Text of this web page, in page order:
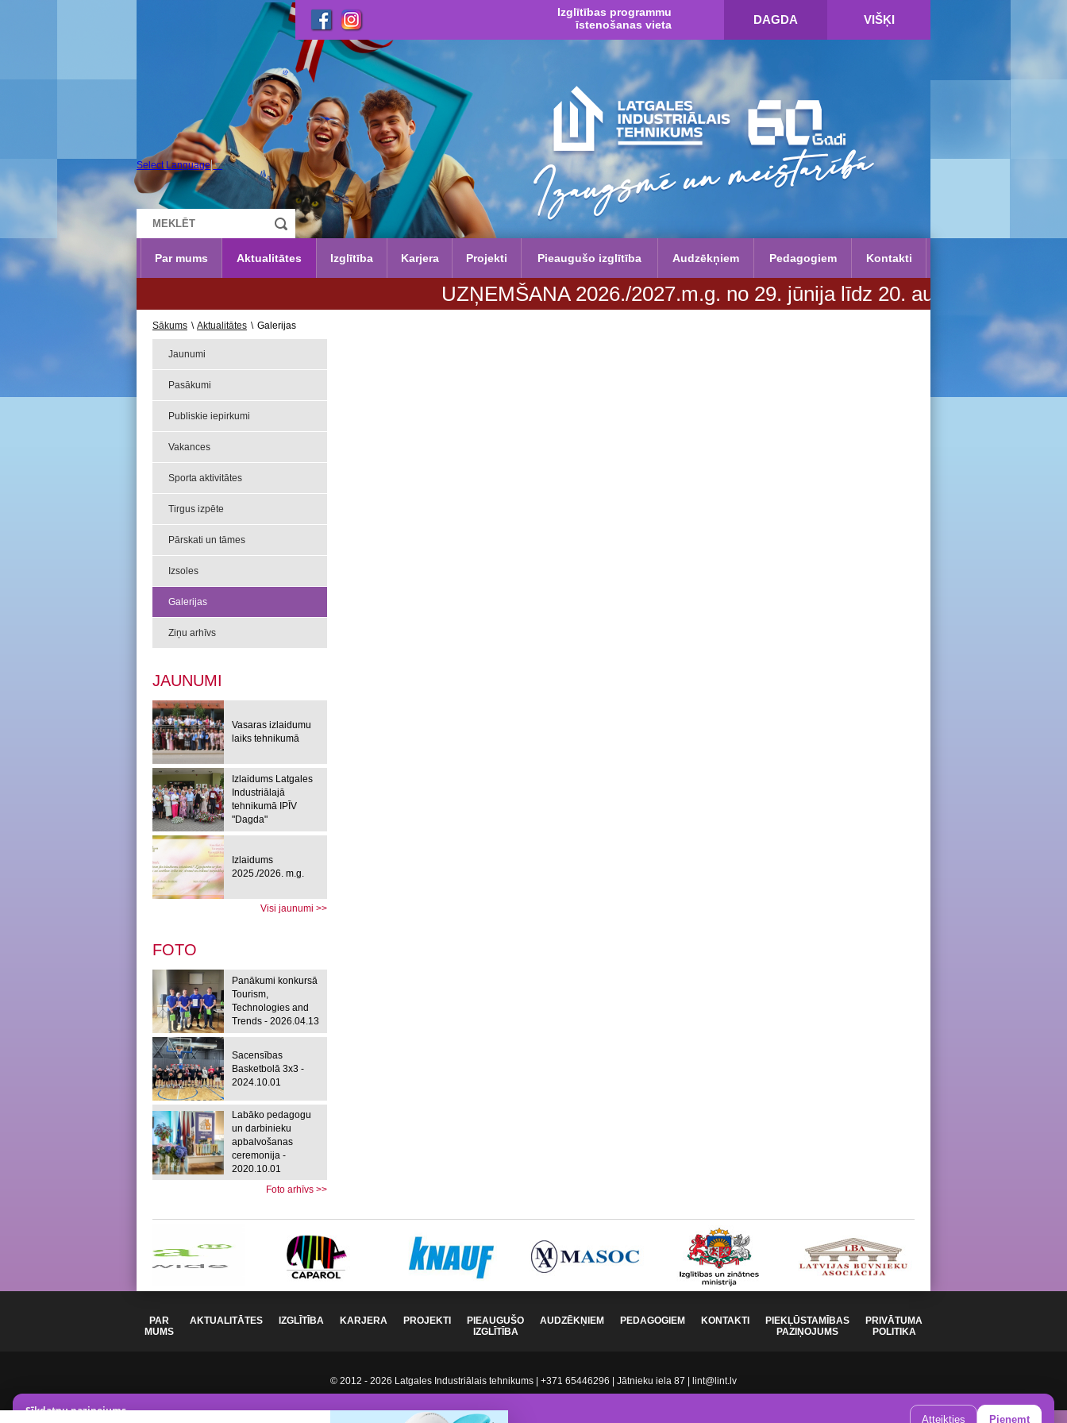
Select Language ▼
Izglītības programmu
īstenošanas vieta
DAGDA VIŠĶI
Par mums Aktualitātes Izglītība Karjera Projekti Pieaugušo izglītība Audzēkņiem Pedagogiem Kontakti
UZŅEMŠANA 2026./2027.m.g. no 29. jūnija līdz 20. augustam. Vairāk
Sākums \ Aktualitātes \ Galerijas
Jaunumi
Pasākumi
Publiskie iepirkumi
Vakances
Sporta aktivitātes
Tirgus izpēte
Pārskati un tāmes
Izsoles
Galerijas
Ziņu arhīvs
JAUNUMI
Vasaras izlaidumu
laiks tehnikumā
Izlaidums Latgales
Industriālajā
tehnikumā IPĪV
"Dagda"
Izlaidums
2025./2026. m.g.
Visi jaunumi >>
FOTO
Panākumi konkursā
Tourism,
Technologies and
Trends - 2026.04.13
Sacensības
Basketbolā 3x3 -
2024.10.01
Labāko pedagogu
un darbinieku
apbalvošanas
ceremonija -
2020.10.01
Foto arhīvs >>
PAR
MUMS
AKTUALITĀTES IZGLĪTĪBA KARJERA PROJEKTI
PIEAUGUŠO
IZGLĪTĪBA
AUDZĒKŅIEM PEDAGOGIEM KONTAKTI
PIEKĻŪSTAMĪBAS
PAZIŅOJUMS
PRIVĀTUMA
POLITIKA
© 2012 - 2026 Latgales Industriālais tehnikums | +371 65446296 | Jātnieku iela 87 | lint@lint.lv
Sīkdatņu paziņojums
Atteikties Pieņemt